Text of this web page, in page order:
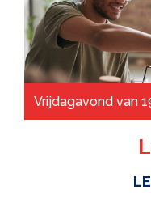
Vrijdagavond van